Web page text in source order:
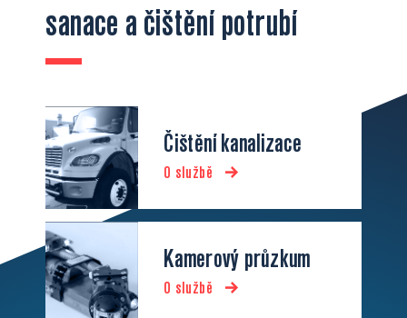
sanace a čištění potrubí
Čištění kanalizace
O službě
Kamerový průzkum
O službě